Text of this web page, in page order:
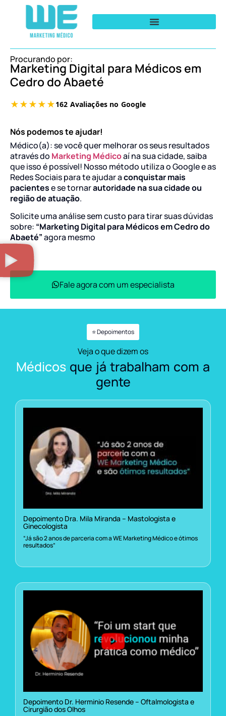
Procurando por:
Marketing Digital para Médicos em
Cedro do Abaeté
Nós podemos te ajudar!
Médico(a): se você quer melhorar os seus resultados
através do Marketing Médicoaí na sua cidade, saiba
que isso é possível! Nosso método utiliza o Google e as
Redes Sociais para te ajudar aconquistar mais
pacientese se tornarautoridade na sua cidade ou
região de atuação.
Solicite uma análise sem custo para tirar suas dúvidas
sobre: “Marketing Digital para Médicos em Cedro do
Abaeté”agora mesmo
Fale agora com um especialista
⭐ Depoimentos
Veja o que dizem os
Médicos que já trabalham com a
gente
Depoimento Dra. Mila Miranda – Mastologista e
Ginecologista
“Já são 2 anos de parceria com a WE Marketing Médico e ótimos
resultados”
Depoimento Dr. Herminio Resende – Oftalmologista e
Cirurgião dos Olhos